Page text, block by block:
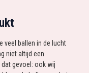
veel ballen in de lucht
niet altijd een
gevoel: ook wij